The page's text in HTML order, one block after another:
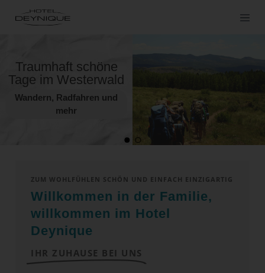
Traumhaft schöne
Tage im Westerwald
Wandern, Radfahren und
mehr
ZUM WOHLFÜHLEN SCHÖN UND EINFACH EINZIGARTIG
Willkommen in der Familie,
willkommen im Hotel
Deynique
IHR ZUHAUSE BEI UNS